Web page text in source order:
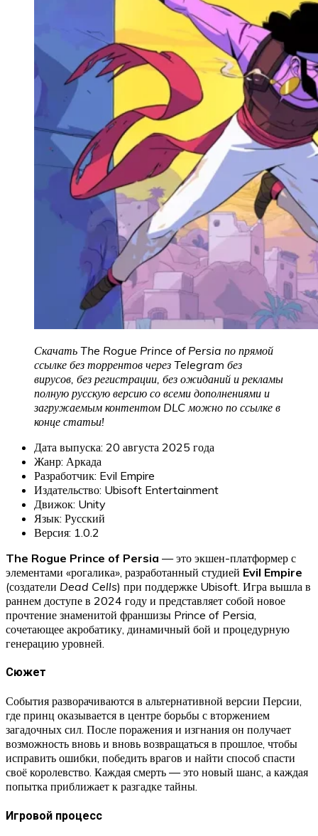
Скачать The Rogue Prince of Persia по прямой
ссылке без торрентов через Telegram без
вирусов, без регистрации, без ожиданий и рекламы
полную русскую версию со всеми дополнениями и
загружаемым контентом DLC можно по ссылке в
конце статьи!
Дата выпуска: 20 августа 2025 года
Жанр: Аркада
Разработчик: Evil Empire
Издательство: Ubisoft Entertainment
Движок: Unity
Язык: Русский
Версия: 1.0.2
The Rogue Prince of Persia — это экшен-платформер с
элементами «рогалика», разработанный студией Evil Empire
(создатели Dead Cells) при поддержке Ubisoft. Игра вышла в
раннем доступе в 2024 году и представляет собой новое
прочтение знаменитой франшизы Prince of Persia,
сочетающее акробатику, динамичный бой и процедурную
генерацию уровней.
Сюжет
События разворачиваются в альтернативной версии Персии,
где принц оказывается в центре борьбы с вторжением
загадочных сил. После поражения и изгнания он получает
возможность вновь и вновь возвращаться в прошлое, чтобы
исправить ошибки, победить врагов и найти способ спасти
своё королевство. Каждая смерть — это новый шанс, а каждая
попытка приближает к разгадке тайны.
Игровой процесс